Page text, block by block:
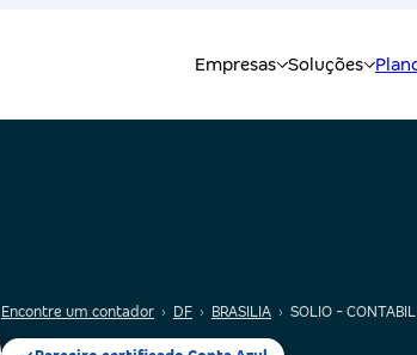
Encontre um contador › DF › BRASILIA › SOLIO -